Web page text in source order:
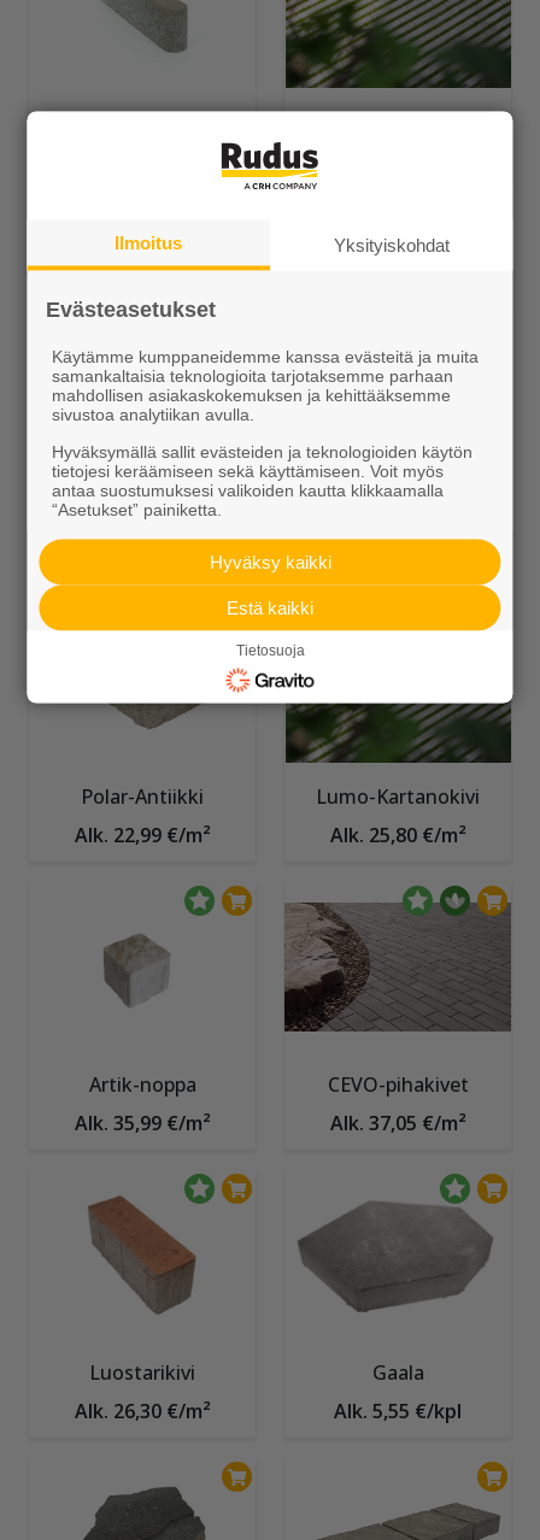
Muut Betonikivet
Piha Betonitiili
Alk. 27,00 €/m²
Alk. 6,10 €/kpl
Polar-Antiikki
Alk. 22,99 €/m²
Lumo-Kartanokivi
Alk. 25,80 €/m²
Artik-noppa
Alk. 35,99 €/m²
CEVO-pihakivet
Alk. 37,05 €/m²
Luostarikivi
Alk. 26,30 €/m²
Gaala
Alk. 5,55 €/kpl
Ilmoitus Yksityiskohdat
Evästeasetukset
Käytämme kumppaneidemme kanssa evästeitä ja muita
samankaltaisia teknologioita tarjotaksemme parhaan
mahdollisen asiakaskokemuksen ja kehittääksemme
sivustoa analytiikan avulla.
Hyväksymällä sallit evästeiden ja teknologioiden käytön
tietojesi keräämiseen sekä käyttämiseen. Voit myös
antaa suostumuksesi valikoiden kautta klikkaamalla
“Asetukset” painiketta.
Hyväksy kaikki
Estä kaikki
Tietosuoja